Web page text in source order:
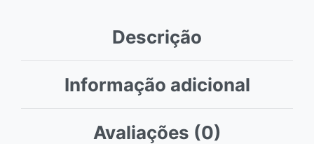
Descrição
Informação adicional
Avaliações (0)